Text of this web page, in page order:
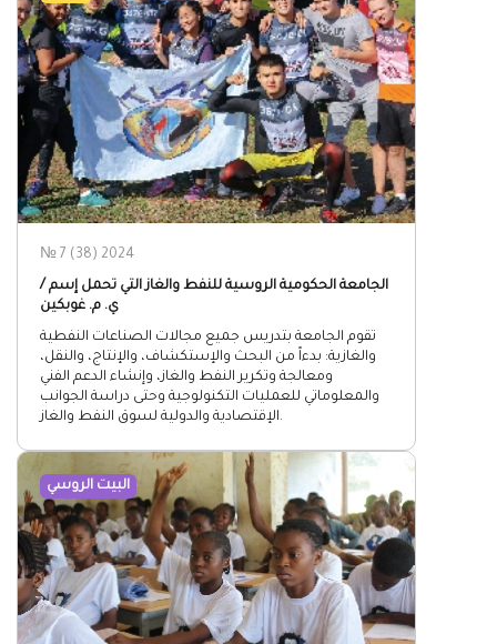
№ 7 (38) 2024
الجامعة الحكومية الروسية للنفط والغاز التي تحمل إسم /
ي. م. غوبكين
تقوم الجامعة بتدريس جميع مجالات الصناعات النفطية
والغازية: بدءاً من البحث والإستكشاف، والإنتاج، والنقل،
ومعالجة وتكرير النفط والغاز، وإنشاء الدعم الفني
والمعلوماتي للعمليات التكنولوجية وحتى دراسة الجوانب
الإقتصادية والدولية لسوق النفط والغاز.
البيت الروسي